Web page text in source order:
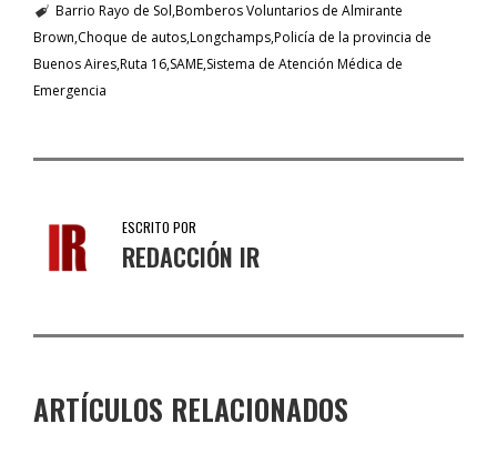
Barrio Rayo de Sol Bomberos Voluntarios de Almirante
Brown Choque de autosLongchampsPolicía de la provincia de
Buenos AiresRuta 16 SAME Sistema de Atención Médica de
Emergencia
ESCRITO POR
REDACCIÓN IR
ARTÍCULOS RELACIONADOS